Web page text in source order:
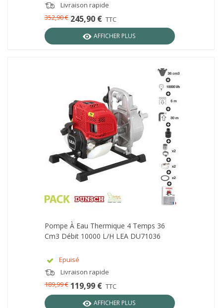
Livraison rapide
245,90 € TTC
352,90 €
AFFICHER PLUS
Pompe À Eau Thermique 4 Temps 36
Cm3 Débit 10000 L/h LEA DU71036
Epuisé
Livraison rapide
119,99 € TTC
189,99 €
AFFICHER PLUS